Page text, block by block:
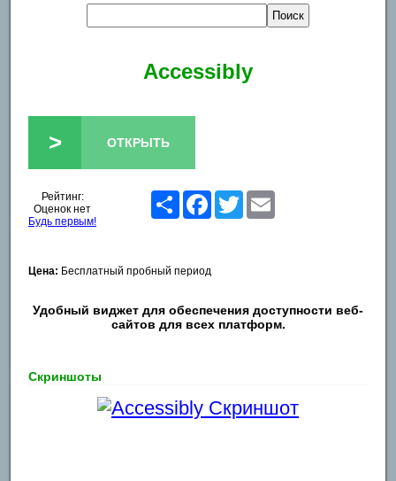
Accessibly
> ОТКРЫТЬ
Рейтинг:
Оценок нет
Будь первым!
Share FacebookTwitter
Цена: Бесплатный пробный период
Удобный виджет для обеспечения доступности веб-
сайтов для всех платформ.
Скриншоты